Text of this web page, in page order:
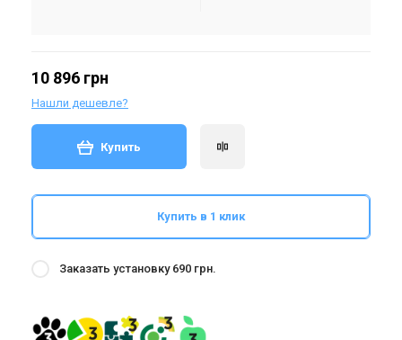
10 896 грн
Нашли дешевле?
Купить
Купить в 1 клик
Заказать установку 690 грн.